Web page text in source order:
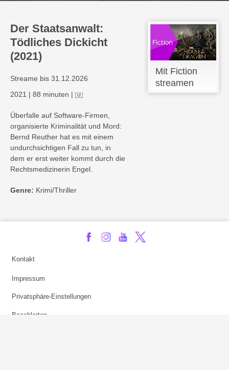
Der Staatsanwalt:
Tödliches Dickicht
(2021)
Streame bis 31.12.2026
2021 | 88 minuten |
Überfalle auf Software-Firmen,
organisierte Kriminalität und Mord:
Bernd Reuther hat es mit einem
undurchsichtigen Fall zu tun, in
dem er erst weiter kommt durch die
Rechtsmedizinerin Engel.
Genre: Krimi/Thriller
Mit Fiction
streamen
Kontakt
Impressum
Privatsphäre-Einstellungen
Bezahlarten